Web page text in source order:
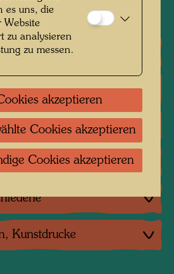
Werk kaufen
Kunstdrucke
es uns, die
Website
zu analysieren
zu messen.
akzeptieren
Cookies akzeptieren
Cookies akzeptieren